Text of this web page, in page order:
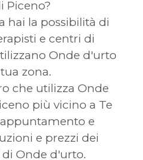
Piceno?
hai la possibilità di
e centri di
Onde d'urto
zona.
che utilizza Onde
più vicino a Te
e
e prezzi dei
Onde d'urto.